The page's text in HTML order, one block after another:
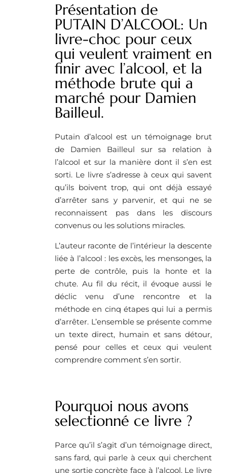
Présentation de
PUTAIN D’ALCOOL: Un
livre-choc pour ceux
qui veulent vraiment en
finir avec l’alcool, et la
méthode brute qui a
marché pour Damien
Bailleul.
Putain d’alcool est un témoignage brut
de Damien Bailleul sur sa relation à
l’alcool et sur la manière dont il s’en est
sorti. Le livre s’adresse à ceux qui savent
qu’ils boivent trop, qui ont déjà essayé
d’arrêter sans y parvenir, et qui ne se
reconnaissent pas dans les discours
convenus ou les solutions miracles.
L’auteur raconte de l’intérieur la descente
liée à l’alcool : les excès, les mensonges, la
perte de contrôle, puis la honte et la
chute. Au fil du récit, il évoque aussi le
déclic venu d’une rencontre et la
méthode en cinq étapes qui lui a permis
d’arrêter. L’ensemble se présente comme
un texte direct, humain et sans détour,
pensé pour celles et ceux qui veulent
comprendre comment s’en sortir.
Pourquoi nous avons
selectionné ce livre ?
Parce qu’il s’agit d’un témoignage direct,
sans fard, qui parle à ceux qui cherchent
une sortie concrète face à l’alcool. Le livre